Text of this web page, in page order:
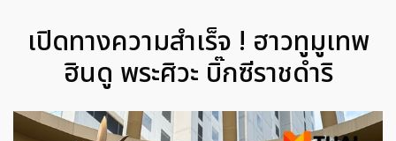
เปิดทางความสำเร็จ ! ฮาวทูมูเทพ
ฮินดู พระศิวะ บิ๊กซีราชดําริ